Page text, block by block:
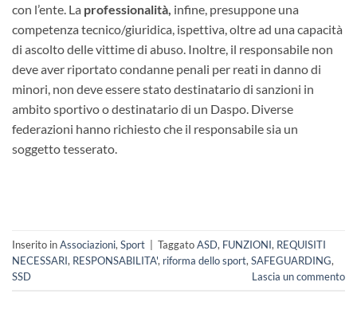
con l’ente. La professionalità, infine, presuppone una
competenza tecnico/giuridica, ispettiva, oltre ad una capacità
di ascolto delle vittime di abuso. Inoltre, il responsabile non
deve aver riportato condanne penali per reati in danno di
minori, non deve essere stato destinatario di sanzioni in
ambito sportivo o destinatario di un Daspo. Diverse
federazioni hanno richiesto che il responsabile sia un
soggetto tesserato.
Inserito inAssociazioni, Sport TaggatoASD, FUNZIONI, REQUISITI
NECESSARI, RESPONSABILITA', riforma dello sport, SAFEGUARDING,
SSD
Lascia un commento